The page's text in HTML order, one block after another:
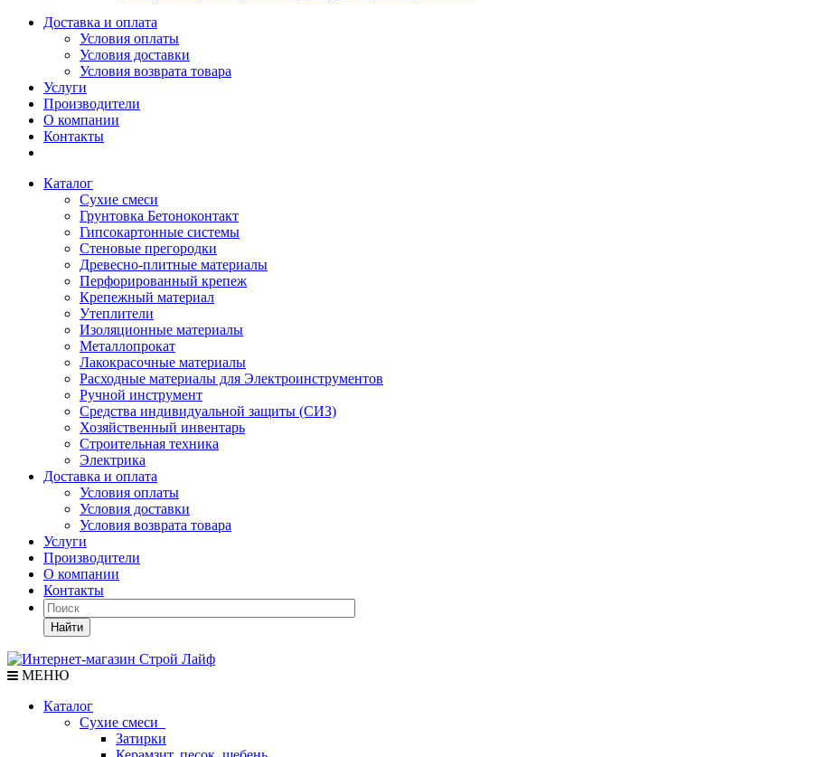
Доставка и оплата
Условия оплаты
Условия доставки
Условия возврата товара
Услуги
Производители
О компании
Контакты
Каталог
Сухие смеси
Грунтовка Бетоноконтакт
Гипсокартонные системы
Стеновые прегородки
Древесно-плитные материалы
Перфорированный крепеж
Крепежный материал
Утеплители
Изоляционные материалы
Металлопрокат
Лакокрасочные материалы
Расходные материалы для Электроинструментов
Ручной инструмент
Средства индивидуальной защиты (СИЗ)
Хозяйственный инвентарь
Строительная техника
Электрика
Доставка и оплата
Условия оплаты
Условия доставки
Условия возврата товара
Услуги
Производители
О компании
Контакты
Найти
МЕНЮ
Каталог
Сухие смеси
Затирки